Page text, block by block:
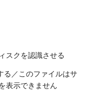
スクを認識させる
る／このファイルはサ
表示できません